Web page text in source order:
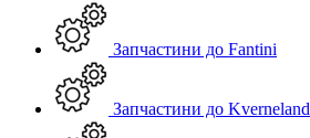
Запчастини до Fantini
Запчастини до Kverneland